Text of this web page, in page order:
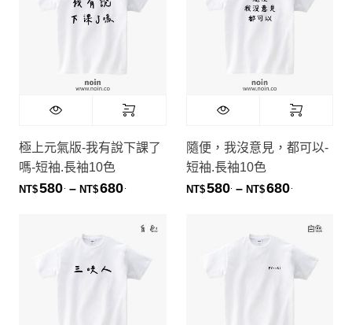
極上元氣版-我有說下課了
嗎-短袖.長袖10色
NT$580 – NT$680價格範圍：NT$580. 到 NT$680.
隨便，我沒意見，都可以-
短袖.長袖10色
NT$580 – NT$680